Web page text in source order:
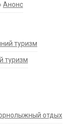
Анонс
туризм
туризм
отдых